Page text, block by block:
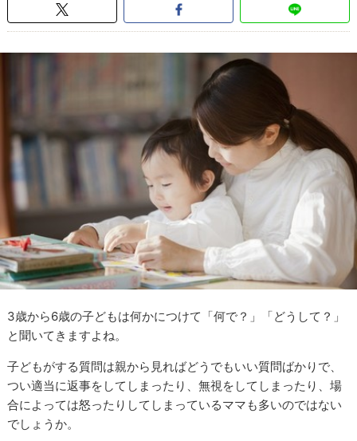
3歳から6歳の子どもは何かにつけて「何で？」「どうして？」
と聞いてきますよね。
子どもがする質問は親から見ればどうでもいい質問ばかりで、
つい適当に返事をしてしまったり、無視をしてしまったり、場
合によっては怒ったりしてしまっているママも多いのではない
でしょうか。